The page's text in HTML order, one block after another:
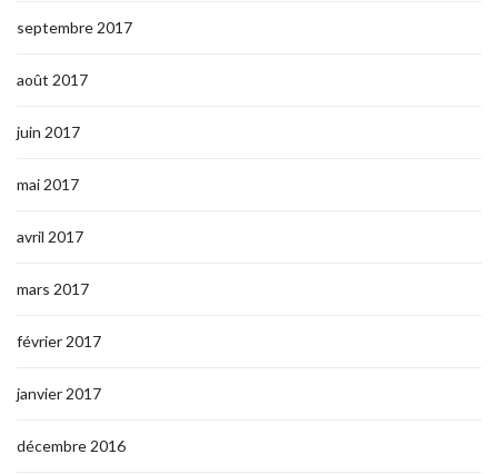
septembre 2017
août 2017
juin 2017
mai 2017
avril 2017
mars 2017
février 2017
janvier 2017
décembre 2016